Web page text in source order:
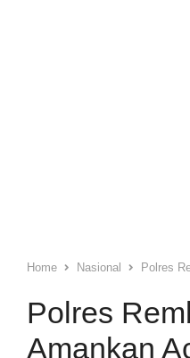
Home Nasional Polres
Polres
Amankan